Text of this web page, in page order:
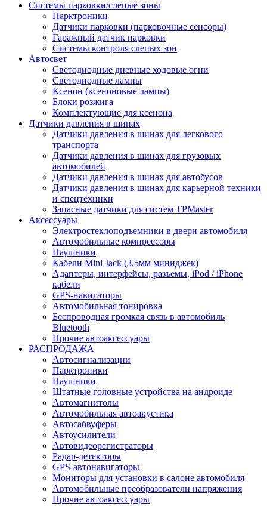
Системы парковки/слепые зоны
Парктроники
Датчики парковки (парковочные сенсоры)
Гаражный датчик парковки
Системы контроля слепых зон
Автосвет
Светодиодные дневные ходовые огни
Светодиодные лампы
Ксенон (ксеноновые лампы)
Блоки розжига
Комплектующие для ксенона
Датчики давления в шинах
Датчики давления в шинах для легкового
транспорта
Датчики давления в шинах для грузовых
автомобилей
Датчики давления в шинах для автобусов
Датчики давления в шинах для карьерной техники
и спецтехники
Запасные датчики для систем TPMaster
Аксессуары
Электростеклоподъемники в двери автомобиля
Автомобильные компрессоры
Наушники
Кабели Mini Jack (3,5мм миниджек)
Адаптеры, интерфейсы, разъемы, iPod / iPhone
кабели
GPS-навигаторы
Автомобильная тонировка
Беспроводная громкая связь в автомобиль
Bluetooth
Прочие автоаксессуары
РАСПРОДАЖА
Автосигнализации
Парктроники
Наушники
Штатные головные устройства на андроиде
Автомагнитолы
Автомобильная автоакустика
Автосабвуферы
Автоусилители
Автовидеорегистраторы
Радар-детекторы
GPS-автонавигаторы
Мониторы для установки в салоне автомобиля
Автомобильные преобразователи напряжения
Прочие автоаксессуары